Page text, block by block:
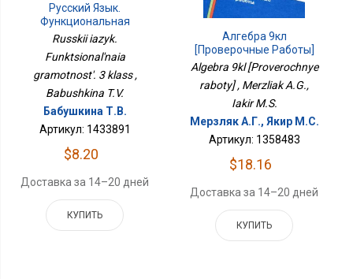
Русский Язык.
Функциональная
Грамотность. 3 Класс
Russkii iazyk.
Funktsional'naia
gramotnost'. 3 klass ,
Babushkina T.V.
Бабушкина Т.В.
Артикул: 1433891
$8.20
Доставка за 14–20 дней
КУПИТЬ
Алгебра 9кл
[Проверочные Работы]
Algebra 9kl [Proverochnye
raboty] , Merzliak A.G.,
Iakir M.S.
Мерзляк А.Г., Якир М.С.
Артикул: 1358483
$18.16
Доставка за 14–20 дней
КУПИТЬ